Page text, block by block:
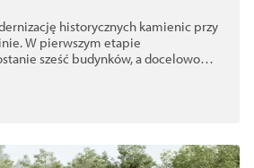
historycznych kamienic przy
W pierwszym etapie
sześć budynków, a docelowo